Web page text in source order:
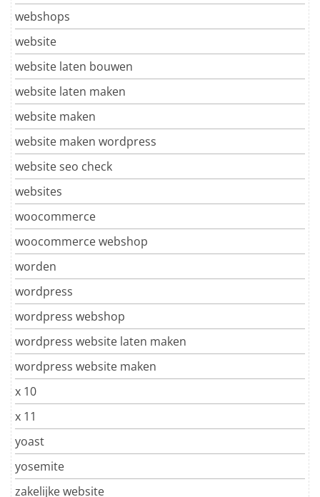
webshops
website
website laten bouwen
website laten maken
website maken
website maken wordpress
website seo check
websites
woocommerce
woocommerce webshop
worden
wordpress
wordpress webshop
wordpress website laten maken
wordpress website maken
x 10
x 11
yoast
yosemite
zakelijke website